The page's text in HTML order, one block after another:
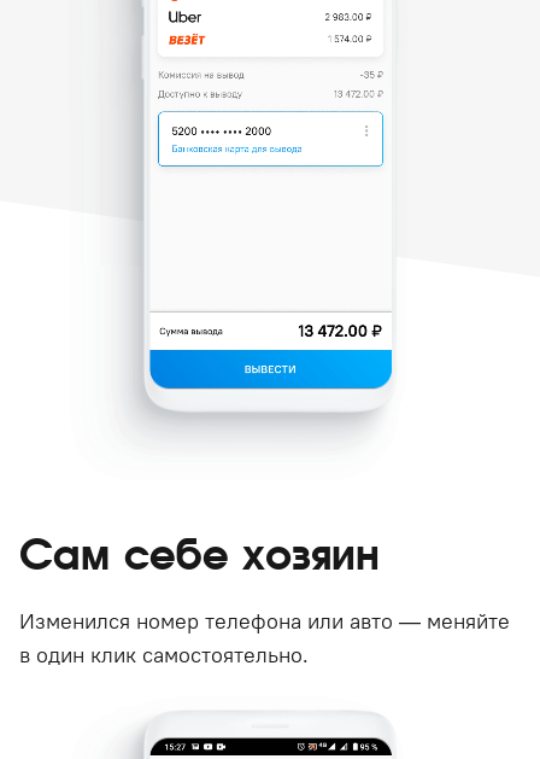
Сам себе хозяин
Изменился номер телефона или авто — меняйте
в один клик самостоятельно.